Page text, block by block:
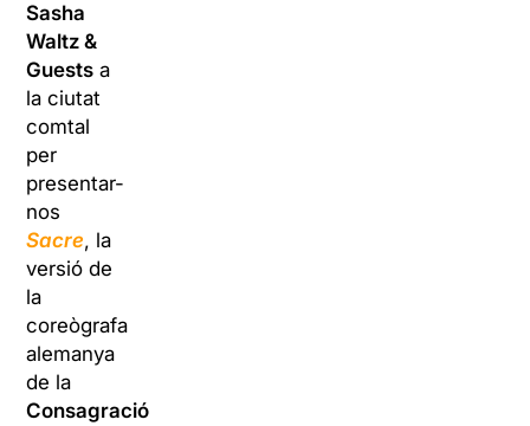
Sasha
Waltz &
Guests a
la ciutat
comtal
per
presentar-
nos
Sacre, la
versió de
la
coreògrafa
alemanya
de la
Consagració